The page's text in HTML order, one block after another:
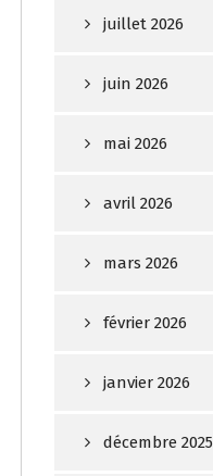
juillet 2026
juin 2026
mai 2026
avril 2026
mars 2026
février 2026
janvier 2026
décembre 2025